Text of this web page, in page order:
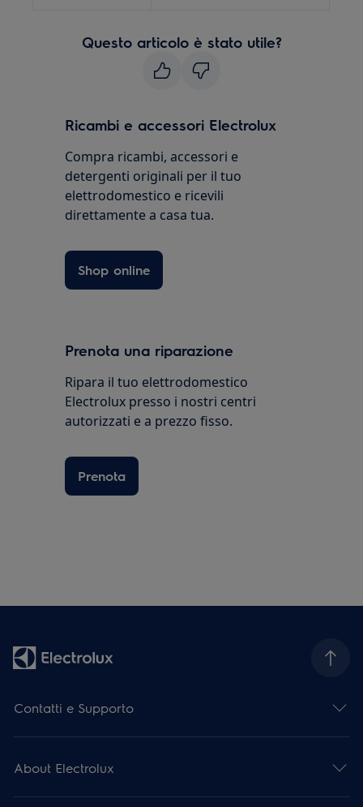
Questo articolo è stato utile?
Ricambi e accessori Electrolux
Compra ricambi, accessori e
detergenti originali per il tuo
elettrodomestico e ricevili
direttamente a casa tua.
Shop online
Prenota una riparazione
Ripara il tuo elettrodomestico
Electrolux presso i nostri centri
autorizzati e a prezzo fisso.
Prenota
Contatti e Supporto
About Electrolux